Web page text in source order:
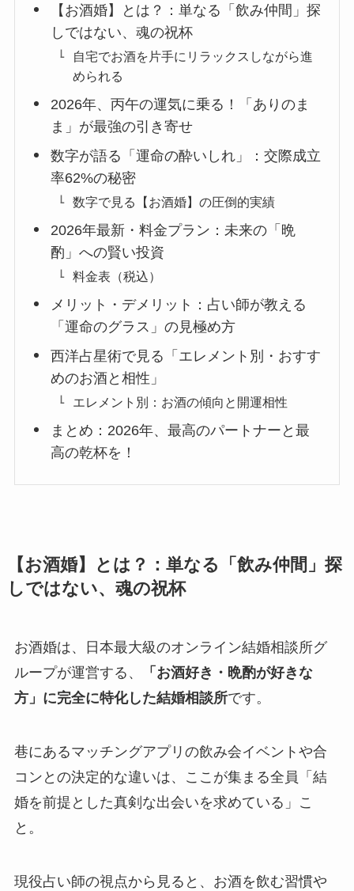
【お酒婚】とは？：単なる「飲み仲間」探
しではない、魂の祝杯
自宅でお酒を片手にリラックスしながら進
められる
2026年、丙午の運気に乗る！「ありのま
ま」が最強の引き寄せ
数字が語る「運命の酔いしれ」：交際成立
率62%の秘密
数字で見る【お酒婚】の圧倒的実績
2026年最新・料金プラン：未来の「晩
酌」への賢い投資
料金表（税込）
メリット・デメリット：占い師が教える
「運命のグラス」の見極め方
西洋占星術で見る「エレメント別・おすす
めのお酒と相性」
エレメント別：お酒の傾向と開運相性
まとめ：2026年、最高のパートナーと最
高の乾杯を！
【お酒婚】とは？：単なる「飲み仲間」探
しではない、魂の祝杯
お酒婚は、日本最大級のオンライン結婚相談所グ
ループが運営する、
「お酒好き・晩酌が好きな
方」に完全に特化した結婚相談所です。
巷にあるマッチングアプリの飲み会イベントや合
コンとの決定的な違いは、ここが集まる全員「結
婚を前提とした真剣な出会いを求めている」こ
と。
現役占い師の視点から見ると、お酒を飲む習慣や